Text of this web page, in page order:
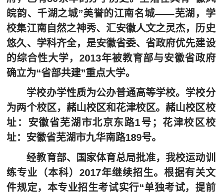
通知公告
招生政策
网上报名
查询中心
皖韵、千湖之城”美誉的江南名城——芜湖，学
校集江南自然之神秀、汇安徽人文之灵杰，历史
悠久、学科齐全，是安徽省委、省政府优先建设
的综合性大学，2013年被教育部与安徽省政府
确立为“省部共建”重点大学。
学校办学性质为公办普通高等学校。学校分
为两个校区，赭山校区和花津校区。赭山校区校
址：安徽省芜湖市北京东路1号；花津校区校
址：安徽省芜湖市九华南路189号。
经教育部、国家体育总局批准，我校运动训
练专业（本科）2017年继续招生。根据有关文
件规定，本专业招生考试实行“单独考试，提前